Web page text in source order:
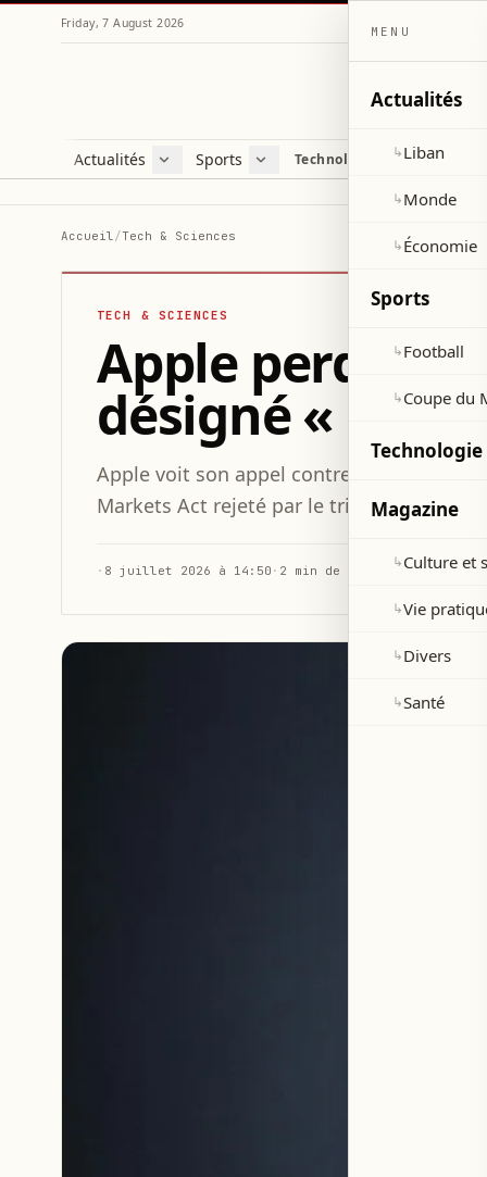
Friday, 7 August 2026
Actualités
Liban
Sports
Football
Technologie et sciences
Accueil/Tech & Sciences
TECH & SCIENCES
Apple perd
désigné «
Apple voit son appel contre sa
Markets Act rejeté par le tribunal général
· 8 juillet 2026 à 14:50 · 2 min de lecture
MENU
Actualités
↳Liban
↳Monde
↳Économie
Sports
↳Football
↳Coupe du
Technologie
Magazine
↳Culture et
↳Vie
↳Divers
↳Santé